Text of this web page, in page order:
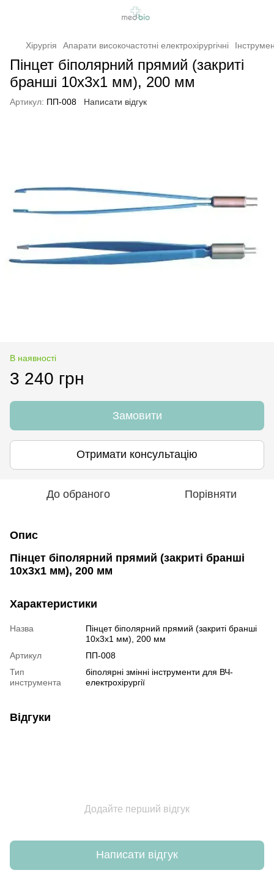
Хірургія Апарати високочастотні електрохірургічні
Пінцет біполярний прямий (закриті
бранші 10х3х1 мм), 200 мм
Артикул: ПП-008 Написати відгук
В наявності
3 240 грн
Замовити
Отримати консультацію
До обраного Порівняти
Опис
Пінцет біполярний прямий (закриті бранші
10х3х1 мм), 200 мм
Характеристики
Назва
Пінцет біполярний прямий (закриті бранші
10х3х1 мм), 200 мм
Артикул
ПП-008
Тип
инструмента
біполярні змінні інструменти для ВЧ-
електрохірургії
Відгуки
Додайте перший відгук
Написати відгук